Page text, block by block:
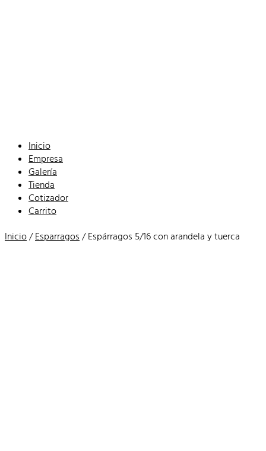
Inicio
Empresa
Galería
Tienda
Cotizador
Carrito
Inicio/Esparragos / Espárragos 5/16 con arandela y tuerca